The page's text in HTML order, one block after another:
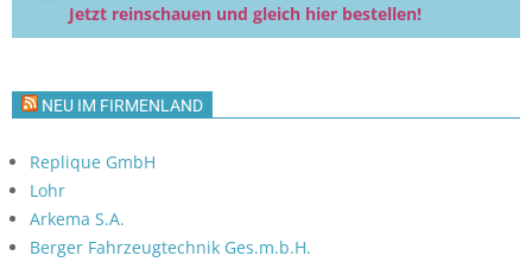
Jetzt reinschauen und gleich hier bestellen!
NEU IM FIRMENLAND
Replique GmbH
Lohr
Arkema S.A.
Berger Fahrzeugtechnik Ges.m.b.H.